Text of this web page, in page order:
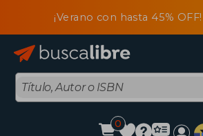
¡Verano con hasta 45% OFF!
0